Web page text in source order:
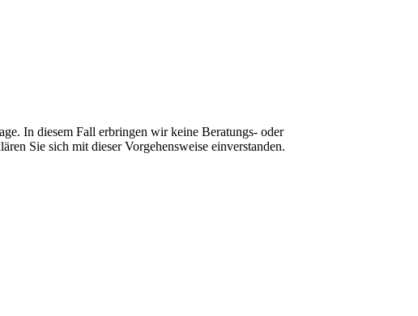
In diesem Fall erbringen wir keine Beratungs- oder
Sie sich mit dieser Vorgehensweise einverstanden.